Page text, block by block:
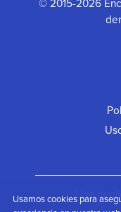
Una
Usamos cookies para